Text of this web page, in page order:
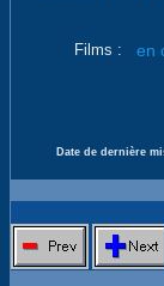
Films : en
Date de dernière